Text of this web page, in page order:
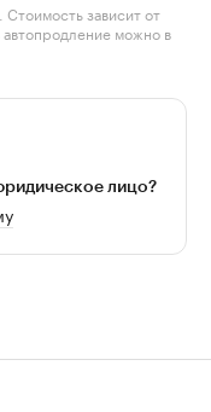
зависит от
автопродление можно в
лицо?